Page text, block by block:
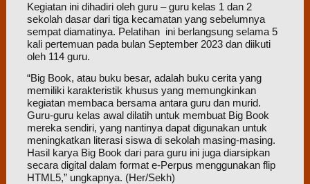
Kegiatan ini dihadiri oleh guru – guru kelas 1 dan 2
sekolah dasar dari tiga kecamatan yang sebelumnya
sempat diamatinya. Pelatihan ini berlangsung selama 5
kali pertemuan pada bulan September 2023 dan diikuti
oleh 114 guru.
“Big Book, atau buku besar, adalah buku cerita yang
memiliki karakteristik khusus yang memungkinkan
kegiatan membaca bersama antara guru dan murid.
Guru-guru kelas awal dilatih untuk membuat Big Book
mereka sendiri, yang nantinya dapat digunakan untuk
meningkatkan literasi siswa di sekolah masing-masing.
Hasil karya Big Book dari para guru ini juga diarsipkan
secara digital dalam format e-Perpus menggunakan flip
HTML5,” ungkapnya. (Her/Sekh)